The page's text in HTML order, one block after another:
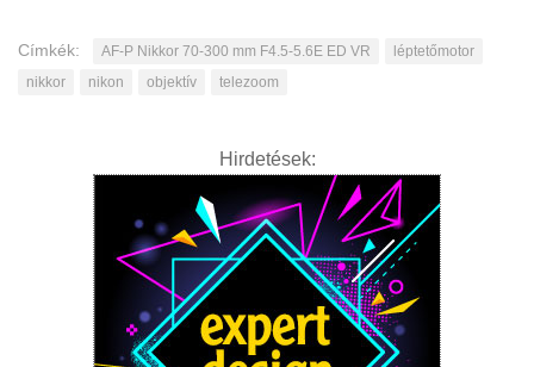
Címkék: AF-P Nikkor 70-300 mm F4.5-5.6E ED VR
léptetőmotor
nikkor
nikon objektív telezoom
Hirdetések: